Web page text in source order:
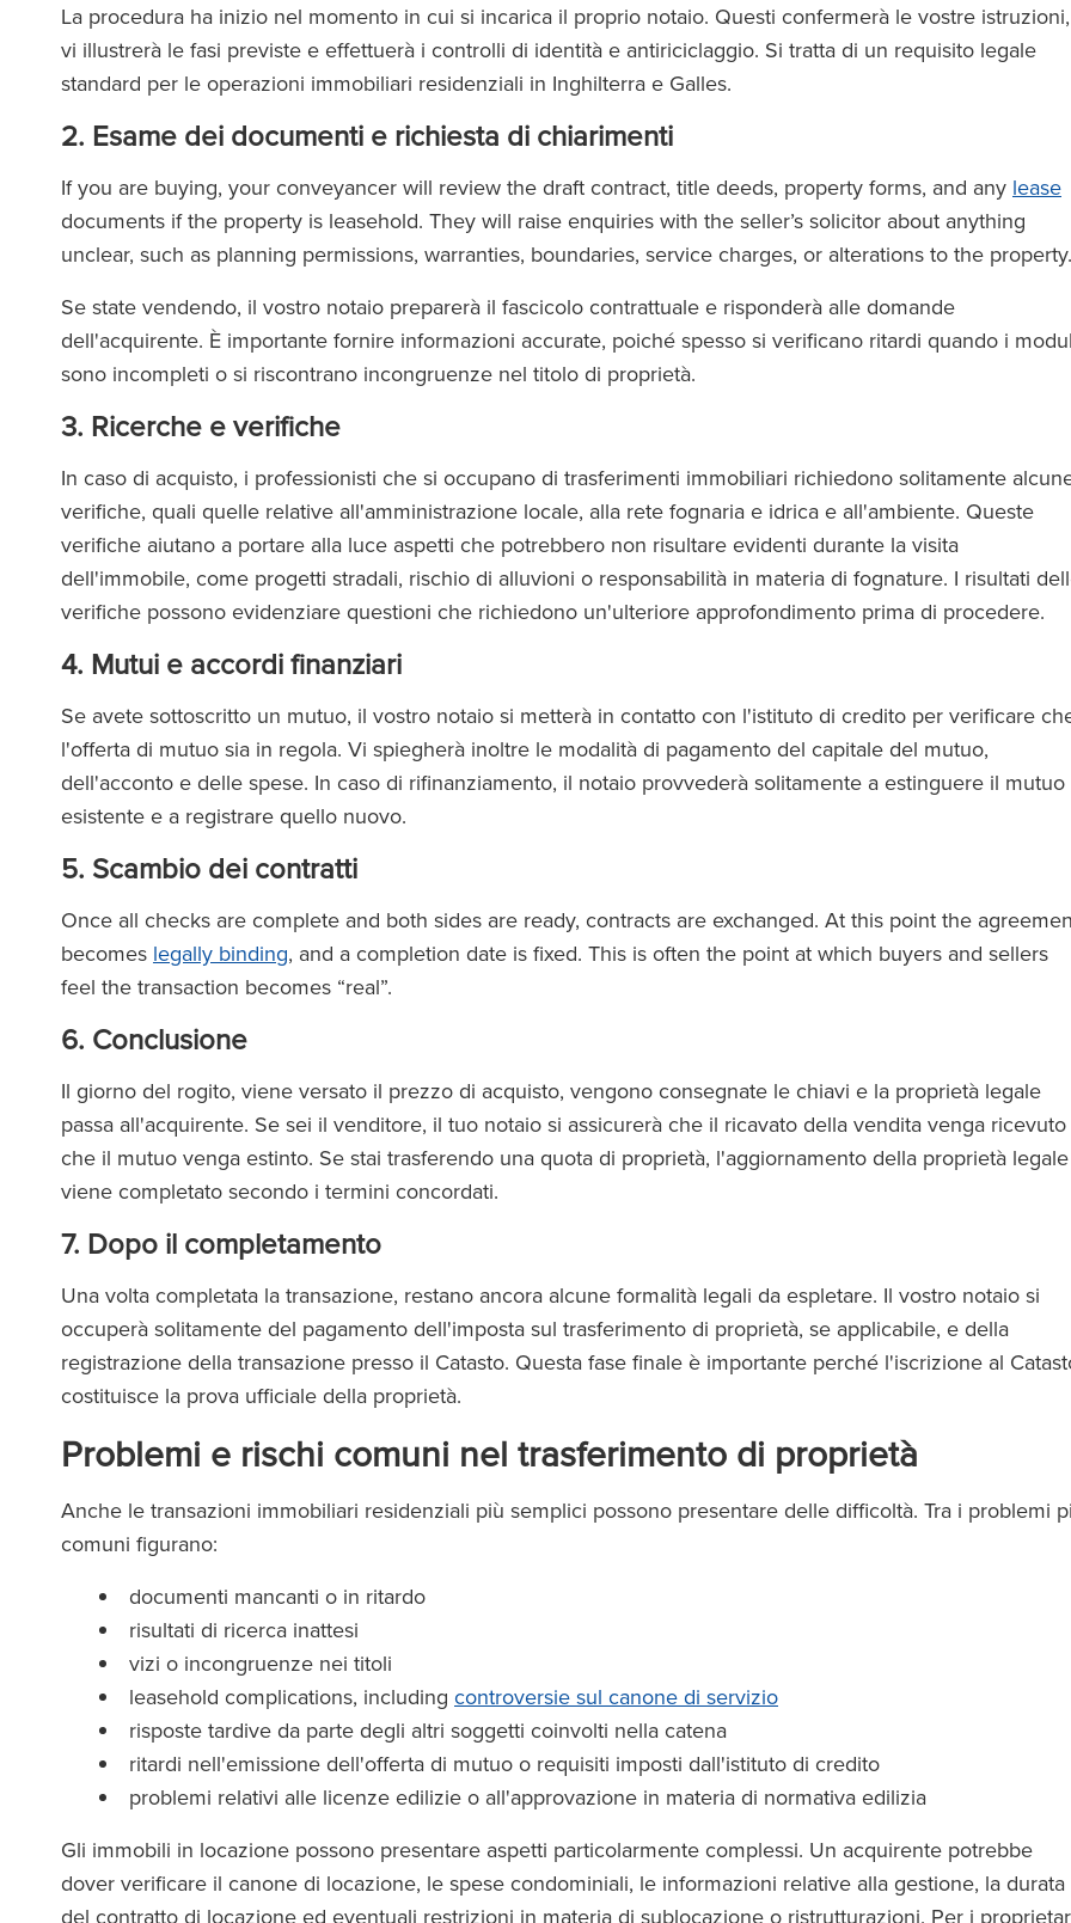
La procedura ha inizio nel momento in cui si incarica il proprio notaio. Questi confermerà le vostre istruzioni,
vi illustrerà le fasi previste e effettuerà i controlli di identità e antiriciclaggio. Si tratta di un requisito legale
standard per le operazioni immobiliari residenziali in Inghilterra e Galles.
2. Esame dei documenti e richiesta di chiarimenti
If you are buying, your conveyancer will review the draft contract, title deeds, property forms, and any lease
documents if the property is leasehold. They will raise enquiries with the seller’s solicitor about anything
unclear, such as planning permissions, warranties, boundaries, service charges, or alterations to the property.
Se state vendendo, il vostro notaio preparerà il fascicolo contrattuale e risponderà alle domande
dell'acquirente. È importante fornire informazioni accurate, poiché spesso si verificano ritardi quando i
sono incompleti o si riscontrano incongruenze nel titolo di proprietà.
3. Ricerche e verifiche
In caso di acquisto, i professionisti che si occupano di trasferimenti immobiliari richiedono solitamente
verifiche, quali quelle relative all'amministrazione locale, alla rete fognaria e idrica e all'ambiente. Queste
verifiche aiutano a portare alla luce aspetti che potrebbero non risultare evidenti durante la visita
dell'immobile, come progetti stradali, rischio di alluvioni o responsabilità in materia di fognature. I risultati
verifiche possono evidenziare questioni che richiedono un'ulteriore approfondimento prima di procedere.
4. Mutui e accordi finanziari
Se avete sottoscritto un mutuo, il vostro notaio si metterà in contatto con l'istituto di credito per verificare
l'offerta di mutuo sia in regola. Vi spiegherà inoltre le modalità di pagamento del capitale del mutuo,
dell'acconto e delle spese. In caso di rifinanziamento, il notaio provvederà solitamente a estinguere il mutuo
esistente e a registrare quello nuovo.
5. Scambio dei contratti
Once all checks are complete and both sides are ready, contracts are exchanged. At this point the
becomes legally binding, and a completion date is fixed. This is often the point at which buyers and sellers
feel the transaction becomes “real”.
6. Conclusione
Il giorno del rogito, viene versato il prezzo di acquisto, vengono consegnate le chiavi e la proprietà legale
passa all'acquirente. Se sei il venditore, il tuo notaio si assicurerà che il ricavato della vendita venga
che il mutuo venga estinto. Se stai trasferendo una quota di proprietà, l'aggiornamento della proprietà legale
viene completato secondo i termini concordati.
7. Dopo il completamento
Una volta completata la transazione, restano ancora alcune formalità legali da espletare. Il vostro notaio si
occuperà solitamente del pagamento dell'imposta sul trasferimento di proprietà, se applicabile, e della
registrazione della transazione presso il Catasto. Questa fase finale è importante perché l'iscrizione al
costituisce la prova ufficiale della proprietà.
Problemi e rischi comuni nel trasferimento di proprietà
Anche le transazioni immobiliari residenziali più semplici possono presentare delle difficoltà. Tra i problemi
comuni figurano:
documenti mancanti o in ritardo
risultati di ricerca inattesi
vizi o incongruenze nei titoli
leasehold complications, including controversie sul canone di servizio
risposte tardive da parte degli altri soggetti coinvolti nella catena
ritardi nell'emissione dell'offerta di mutuo o requisiti imposti dall'istituto di credito
problemi relativi alle licenze edilizie o all'approvazione in materia di normativa edilizia
Gli immobili in locazione possono presentare aspetti particolarmente complessi. Un acquirente potrebbe
dover verificare il canone di locazione, le spese condominiali, le informazioni relative alla gestione, la durata
del contratto di locazione ed eventuali restrizioni in materia di sublocazione o ristrutturazioni. Per i